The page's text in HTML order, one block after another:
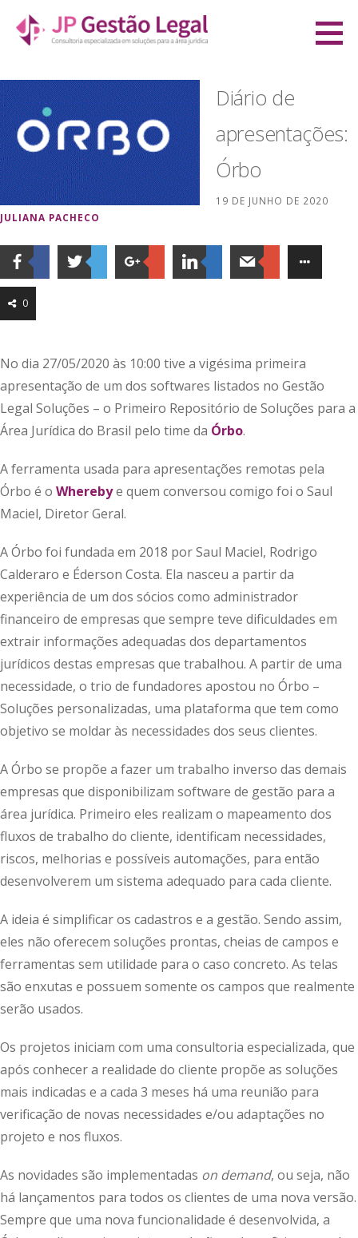
direto
o
conteúdo
Diário de
apresentações:
Órbo
19 DE JUNHO DE 2020
JULIANA PACHECO
0
No dia 27/05/2020 às 10:00 tive a vigésima primeira
apresentação de um dos softwares listados no Gestão
Legal Soluções – o Primeiro Repositório de Soluções para a
Área Jurídica do Brasil pelo time da Órbo.
A ferramenta usada para apresentações remotas pela
Órbo é o Wherebye quem conversou comigo foi o Saul
Maciel, Diretor Geral.
A Órbo foi fundada em 2018 por Saul Maciel, Rodrigo
Calderaro e Éderson Costa. Ela nasceu a partir da
experiência de um dos sócios como administrador
financeiro de empresas que sempre teve dificuldades em
extrair informações adequadas dos departamentos
jurídicos destas empresas que trabalhou. A partir de uma
necessidade, o trio de fundadores apostou no Órbo –
Soluções personalizadas, uma plataforma que tem como
objetivo se moldar às necessidades dos seus clientes.
A Órbo se propõe a fazer um trabalho inverso das demais
empresas que disponibilizam software de gestão para a
área jurídica. Primeiro eles realizam o mapeamento dos
fluxos de trabalho do cliente, identificam necessidades,
riscos, melhorias e possíveis automações, para então
desenvolverem um sistema adequado para cada cliente.
A ideia é simplificar os cadastros e a gestão. Sendo assim,
eles não oferecem soluções prontas, cheias de campos e
ferramentas sem utilidade para o caso concreto. As telas
são enxutas e possuem somente os campos que realmente
serão usados.
Os projetos iniciam com uma consultoria especializada, que
após conhecer a realidade do cliente propõe as soluções
mais indicadas e a cada 3 meses há uma reunião para
verificação de novas necessidades e/ou adaptações no
projeto e nos fluxos.
As novidades são implementadas on demand, ou seja, não
há lançamentos para todos os clientes de uma nova versão.
Sempre que uma nova funcionalidade é desenvolvida, a